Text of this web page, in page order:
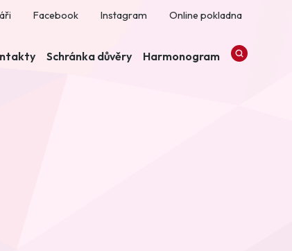
Facebook Instagram Online pokladna
Schránka důvěry Harmonogram